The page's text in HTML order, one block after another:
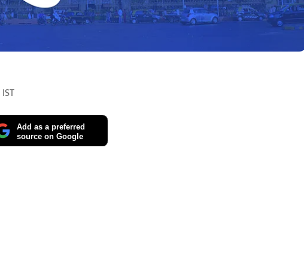
IST
Add as a preferred
source on Google